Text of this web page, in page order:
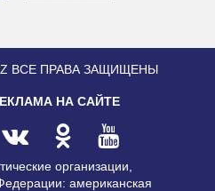
ВСЕ ПРАВА ЗАЩИЩЕНЫ
НА САЙТЕ
организации,
американская